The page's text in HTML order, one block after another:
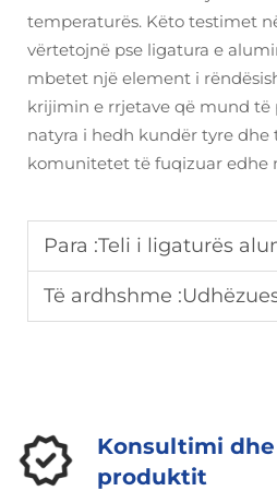
temperaturës. Këto testimet
vërtetojnë pse ligatura e
mbetet një element i
krijimin e rrjetave që mund të
natyra i hedh kundër tyre dhe
komunitetet të fuqizuar edhe
Para :Teli i ligaturës alumini-magnezi (Al-
Të ardhshme :Udhëzuesi i shkallës së telit
Konsultimi
produktit